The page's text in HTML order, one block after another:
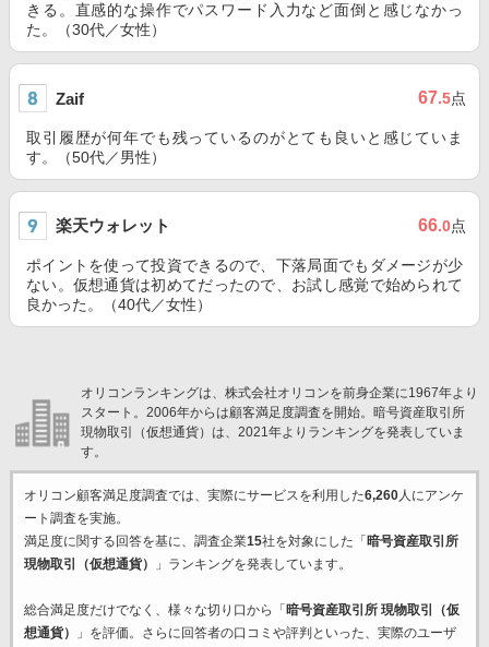
きる。直感的な操作でパスワード入力など面倒と感じなかっ
た。（30代／女性）
Zaif 67.5点
取引履歴が何年でも残っているのがとても良いと感じていま
す。（50代／男性）
楽天ウォレット 66.0点
ポイントを使って投資できるので、下落局面でもダメージが少
ない。仮想通貨は初めてだったので、お試し感覚で始められて
良かった。（40代／女性）
オリコンランキングは、株式会社オリコンを前身企業に1967年より
スタート。2006年からは顧客満足度調査を開始。暗号資産取引所
現物取引（仮想通貨）は、2021年よりランキングを発表していま
す。
オリコン顧客満足度調査では、実際にサービスを利用した6,260人にアンケ
ート調査を実施。
満足度に関する回答を基に、調査企業15社を対象にした「 暗号資産取引所
現物取引（仮想通貨）
」ランキングを発表しています。
総合満足度だけでなく、様々な切り口から「 暗号資産取引所 現物取引（仮
想通貨）
」を評価。さらに回答者の口コミや評判といった、実際のユーザ